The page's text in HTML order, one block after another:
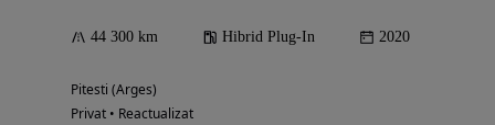
44 300 km Hibrid Plug-In 2020
Pitesti (Arges)
Privat • Reactualizat